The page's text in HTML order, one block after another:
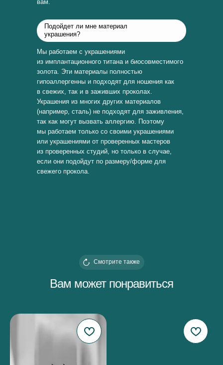
вам.
Подойдет ли мне материал
украшения?
Мы работаем с украшениями
из имплантационного титана и биосовместимого
золота. Эти материалы полностью
гипоаллергенны и подходят для ношения как
в свежих, так и в заживших проколах.
Украшения из многих других материалов
(например, сталь) не подходят для заживления,
так как могут вызвать аллергию. Поэтому
мы работаем только со своими украшениями
или украшениями от проверенных мастеров
из проверенных студий, но только в случае,
если они подойдут по размеру/форме для
свежего прокола.
Вам может понравиться
Смотрите также